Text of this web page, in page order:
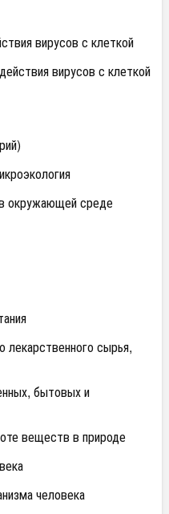
вирусов с клеткой
вирусов с клеткой
окружающей среде
сырья,
бытовых и
веществ в природе
человека